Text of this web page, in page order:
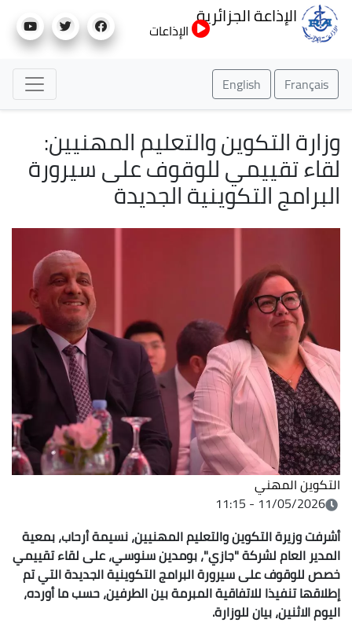
إلى
الإذاعة الجزائرية
الإذاعات
Français
English
وزارة التكوين والتعليم المهنيين:
لقاء تقييمي للوقوف على سيرورة
البرامج التكوينية الجديدة
التكوين المهني
11/05/2026 - 11:15
أشرفت وزيرة التكوين والتعليم المهنيين، نسيمة أرحاب، بمعية
المدير العام لشركة "جازي"، بومدين سنوسي، على لقاء تقييمي
خصص للوقوف على سيرورة البرامج التكوينية الجديدة التي تم
إطلاقها تنفيذا للاتفاقية المبرمة بين الطرفين، حسب ما أورده،
اليوم الاثنين، بيان للوزارة.